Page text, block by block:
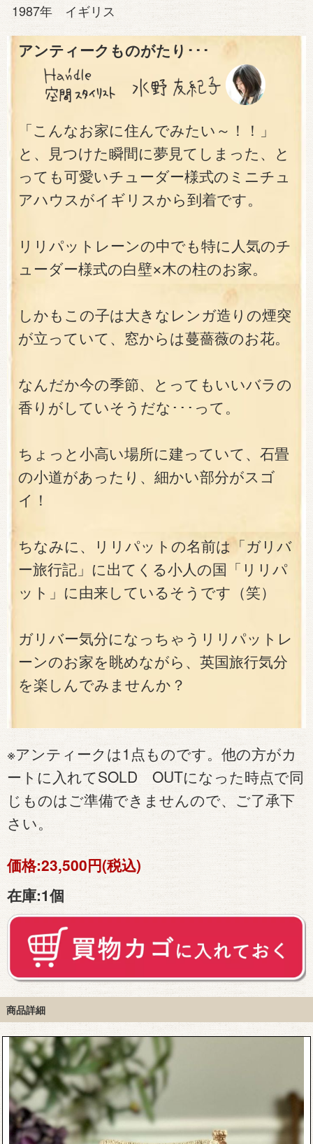
1987年 イギリス
アンティークものがたり･･･
「こんなお家に住んでみたい～！！」
と、見つけた瞬間に夢見てしまった、と
っても可愛いチューダー様式のミニチュ
アハウスがイギリスから到着です。
リリパットレーンの中でも特に人気のチ
ューダー様式の白壁×木の柱のお家。
しかもこの子は大きなレンガ造りの煙突
が立っていて、窓からは蔓薔薇のお花。
なんだか今の季節、とってもいいバラの
香りがしていそうだな･･･って。
ちょっと小高い場所に建っていて、石畳
の小道があったり、細かい部分がスゴ
イ！
ちなみに、リリパットの名前は「ガリバ
ー旅行記」に出てくる小人の国「リリパ
ット」に由来しているそうです（笑）
ガリバー気分になっちゃうリリパットレ
ーンのお家を眺めながら、英国旅行気分
を楽しんでみませんか？
※アンティークは1点ものです。他の方がカ
ートに入れてSOLD OUTになった時点で同
じものはご準備できませんので、ご了承下
さい。
価格:23,500円(税込)
在庫:1個
商品詳細